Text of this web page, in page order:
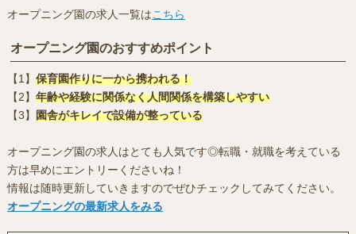
オープニング園の求人一覧はこちら
オープニング園のおすすめポイント
【1】 保育園作りに一から携われる！
【2】 年齢や経験に関係なく人間関係を構築しやすい
【3】 園舎がキレイで設備が整っている
オープニング園の求人はとても人気です◎転職・就職を考えている
方は早めにエントリーくださいね！
情報は随時更新していきますのでぜひチェックしてみてください。
オープニングの最新求人をみる